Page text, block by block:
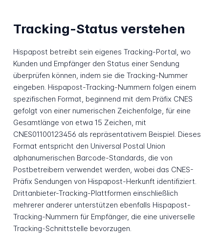
Tracking-Status verstehen
Hispapost betreibt sein eigenes Tracking-Portal, wo
Kunden und Empfänger den Status einer Sendung
überprüfen können, indem sie die Tracking-Nummer
eingeben. Hispapost-Tracking-Nummern folgen einem
spezifischen Format, beginnend mit dem Präfix CNES
gefolgt von einer numerischen Zeichenfolge, für eine
Gesamtlänge von etwa 15 Zeichen, mit
CNES01100123456 als repräsentativem Beispiel. Dieses
Format entspricht den Universal Postal Union
alphanumerischen Barcode-Standards, die von
Postbetreibern verwendet werden, wobei das CNES-
Präfix Sendungen von Hispapost-Herkunft identifiziert.
Drittanbieter-Tracking-Plattformen einschließlich
mehrerer anderer unterstützen ebenfalls Hispapost-
Tracking-Nummern für Empfänger, die eine universelle
Tracking-Schnittstelle bevorzugen.